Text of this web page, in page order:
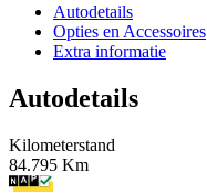
Autodetails
Opties en Accessoires
Extra informatie
Autodetails
Kilometerstand
84.795 Km